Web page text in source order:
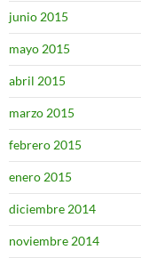
junio 2015
mayo 2015
abril 2015
marzo 2015
febrero 2015
enero 2015
diciembre 2014
noviembre 2014